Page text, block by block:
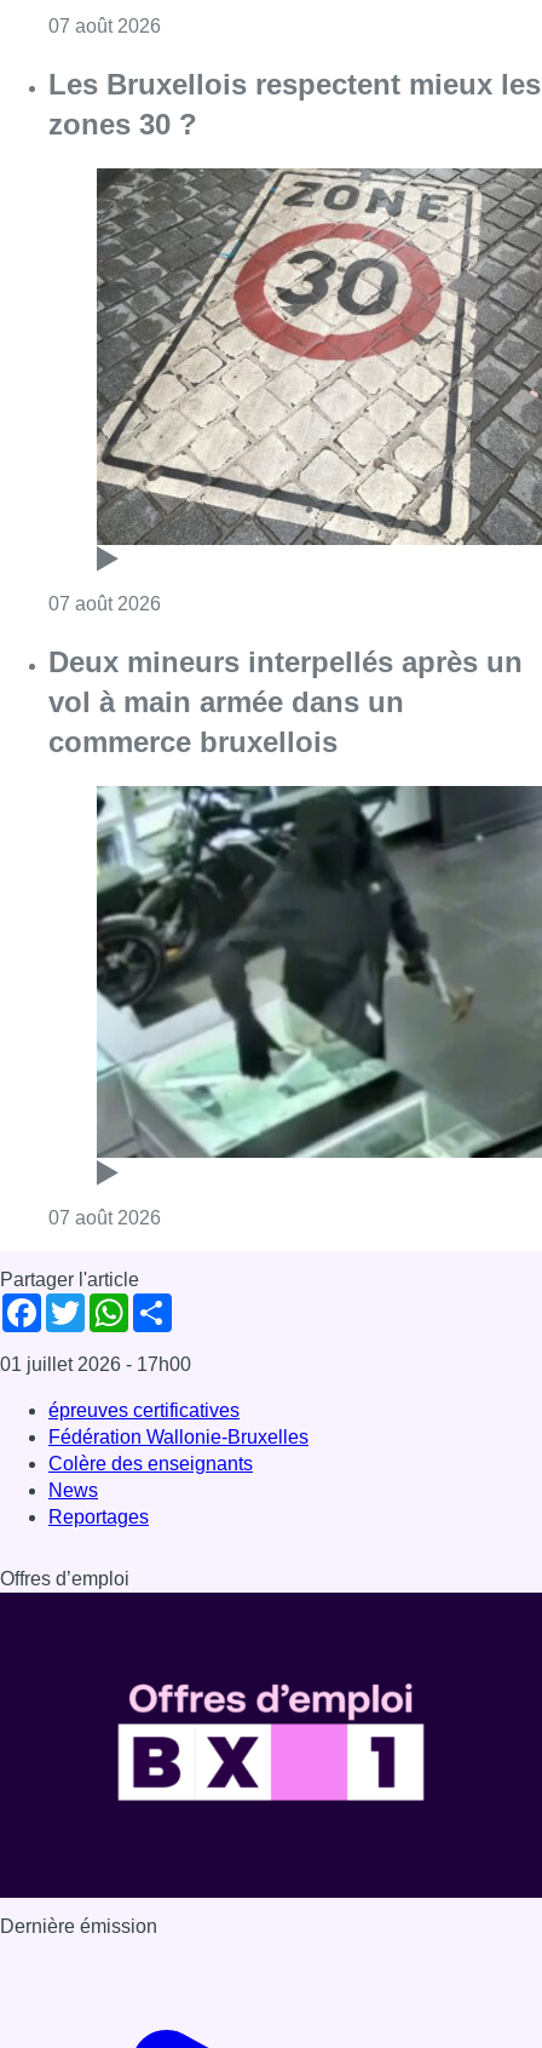
07 août 2026Consulter l'article "Les Bruxellois
Deux mineurs interpellés après un
vol à main armée dans un
commerce bruxellois
07 août 2026Consulter l'article "Deux mineurs
Partager l'article
Facebook
TwitterWhatsApp
Share
01 juillet 2026 - 17h00
épreuves certificatives
Fédération Wallonie-Bruxelles
Colère des enseignants
News
Reportages